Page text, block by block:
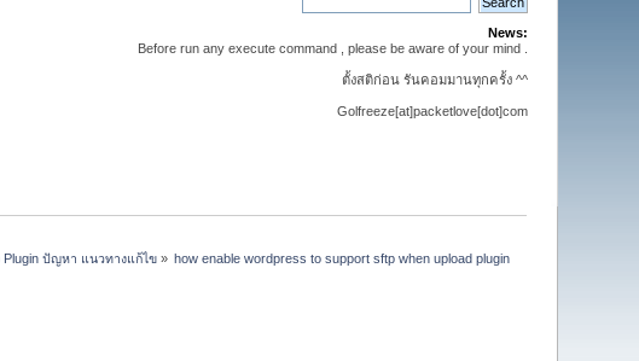
News:
Before run any execute command , please be aware of your mind .
ตั้งสติก่อน รันคอมมานทุกครั้ง ^^
Golfreeze[at]packetlove[dot]com
Plugin ปัญหา แนวทางแก้ไข» how enable wordpress to support sftp when upload plugin